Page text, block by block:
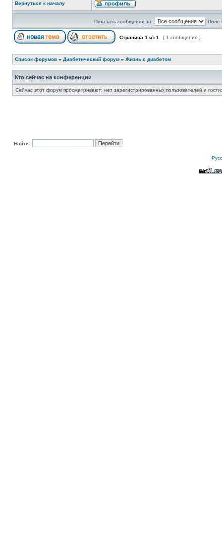
Вернуться к началу
Показать сообщения за: Поле
Страница 1 из 1 [ 1 сообщение ]
Список форумов » Диабетический форум » Жизнь с диабетом
Кто сейчас на конференции
Сейчас этот форум просматривают: нет зарегистрированных пользователей и
Найти: